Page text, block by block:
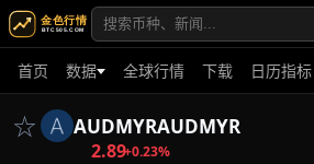
首页 数据 全球行情 下载 日历指标
☆ AUDMYRAUDMYR
2.89+0.23%